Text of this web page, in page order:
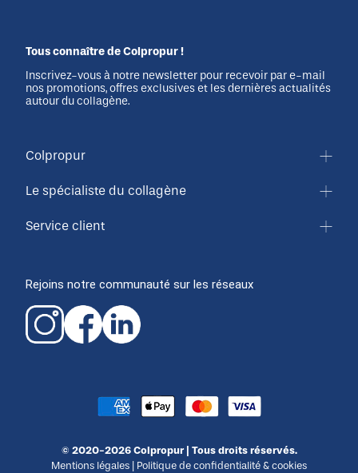
Tous connaître de Colpropur !
Inscrivez-vous à notre newsletter pour recevoir par e-mail
nos promotions, offres exclusives et les dernières actualités
autour du collagène.
Colpropur
Le spécialiste du collagène
Service client
Rejoins notre communauté sur les réseaux
© 2020-2026 Colpropur | Tous droits réservés.
Mentions légales
Politique de confidentialité & cookies